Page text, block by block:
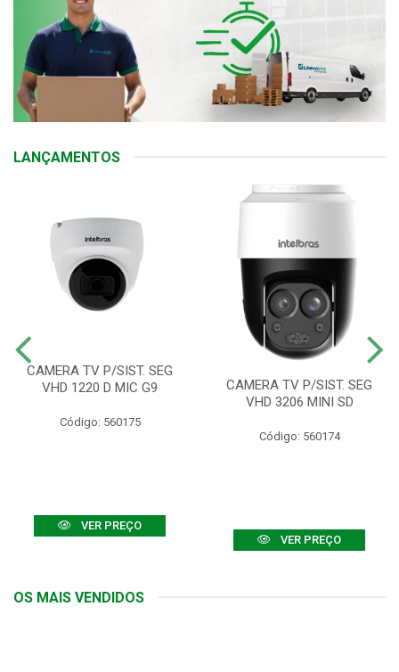
LANÇAMENTOS
CAMERA TV P/SIST. SEG
VHD 1220 D MIC G9
Código: 560175
VER PREÇO
CAMERA TV P/SIST. SEG
VHD 3206 MINI SD
Código: 560174
VER PREÇO
OS MAIS VENDIDOS